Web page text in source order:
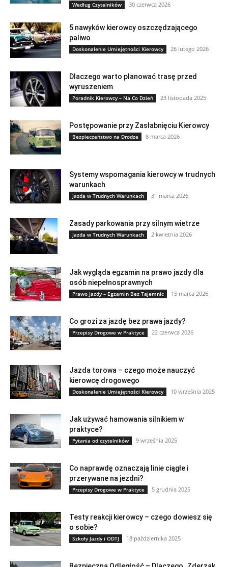
Według Czytelników 30 czerwca 2026
5 nawyków kierowcy oszczędzającego
paliwo
Doskonalenie Umiejętności Kierowcy 26 lutego 2026
Dlaczego warto planować trasę przed
wyruszeniem
Poradnik Kierowcy – Na Co Dzień 23 listopada 2025
Postępowanie przy Zasłabnięciu Kierowcy
Bezpieczeństwo na Drodze 8 marca 2026
Systemy wspomagania kierowcy w trudnych
warunkach
Jazda w Trudnych Warunkach 31 marca 2026
Zasady parkowania przy silnym wietrze
Jazda w Trudnych Warunkach 2 kwietnia 2026
Jak wygląda egzamin na prawo jazdy dla
osób niepełnosprawnych
Prawo Jazdy – Egzamin Bez Tajemnic 15 marca 2026
Co grozi za jazdę bez prawa jazdy?
Przepisy Drogowe w Praktyce 22 czerwca 2026
Jazda torowa – czego może nauczyć
kierowcę drogowego
Doskonalenie Umiejętności Kierowcy 10 września 2025
Jak używać hamowania silnikiem w
praktyce?
Pytania od czytelników 9 września 2025
Co naprawdę oznaczają linie ciągłe i
przerywane na jezdni?
Przepisy Drogowe w Praktyce 5 grudnia 2025
Testy reakcji kierowcy – czego dowiesz się
o sobie?
Szkoły Jazdy i ODTJ 18 października 2025